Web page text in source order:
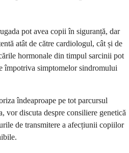
pot avea copii în siguranță, dar
atât de către cardiologul, cât și de
hormonale din timpul sarcinii pot
împotriva simptomelor sindromului
îndeaproape pe tot parcursul
vor discuta despre consiliere genetică
de transmitere a afecțiunii copiilor